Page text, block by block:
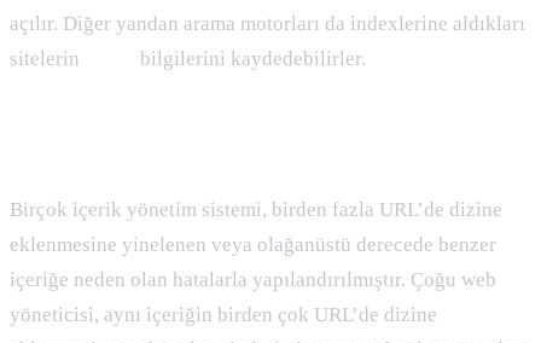
açılır. Diğer yandan arama motorları da indexlerine aldıkları
sitelerin
bilgilerini kaydedebilirler.
Birçok içerik yönetim sistemi, birden fazla URL’de dizine
eklenmesine yinelenen veya olağanüstü derecede benzer
içeriğe neden olan hatalarla yapılandırılmıştır. Çoğu web
yöneticisi, aynı içeriğin birden çok URL’de dizine